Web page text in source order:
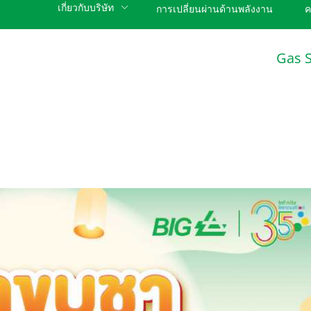
เกี่ยวกับบริษัท การเปลี่ยนผ่านด้านพลังงาน
Gas